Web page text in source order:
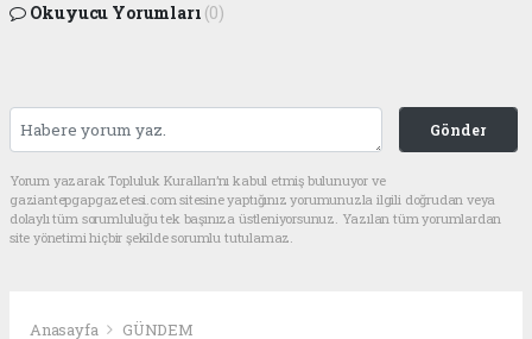
Okuyucu Yorumları (0)
Gönder
Yorum yazarak Topluluk Kuralları’nı kabul etmiş bulunuyor ve
gaziantepgapgazetesi.com sitesine yaptığınız yorumunuzla ilgili doğrudan veya
dolaylı tüm sorumluluğu tek başınıza üstleniyorsunuz. Yazılan tüm yorumlardan
site yönetimi hiçbir şekilde sorumlu tutulamaz.
Anasayfa GÜNDEM